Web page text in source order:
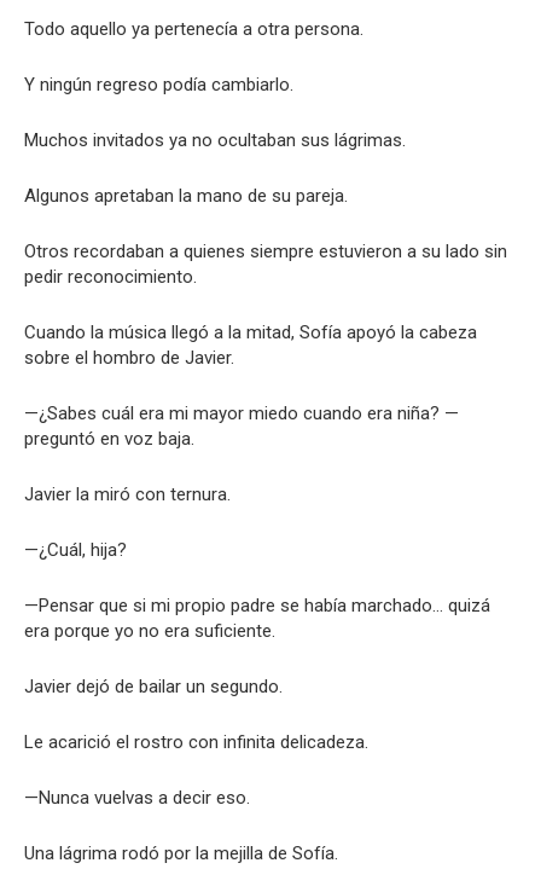
Todo aquello ya pertenecía a otra persona.
Y ningún regreso podía cambiarlo.
Muchos invitados ya no ocultaban sus lágrimas.
Algunos apretaban la mano de su pareja.
Otros recordaban a quienes siempre estuvieron a su lado sin
pedir reconocimiento.
Cuando la música llegó a la mitad, Sofía apoyó la cabeza
sobre el hombro de Javier.
—¿Sabes cuál era mi mayor miedo cuando era niña? —
preguntó en voz baja.
Javier la miró con ternura.
—¿Cuál, hija?
—Pensar que si mi propio padre se había marchado… quizá
era porque yo no era suficiente.
Javier dejó de bailar un segundo.
Le acarició el rostro con infinita delicadeza.
—Nunca vuelvas a decir eso.
Una lágrima rodó por la mejilla de Sofía.